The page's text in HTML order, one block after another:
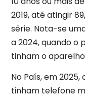
2019, até atingir
série. Nota-se
a 2024, quando o
tinham o aparelho
No País, em
tinham telefone